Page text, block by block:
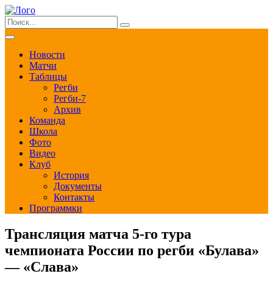
Новости
Матчи
Таблицы
Регби
Регби-7
Архив
Команда
Школа
Фото
Видео
Клуб
История
Документы
Контакты
Программки
Трансляция матча 5-го тура
чемпионата России по регби «Булава»
— «Слава»